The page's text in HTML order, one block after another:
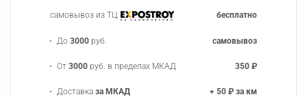
самовывоз из ТЦ бесплатно
До3000 руб. самовывоз
От3000 руб. в пределах МКАД 350 ₽
Доставказа МКАД + 50 ₽ за км